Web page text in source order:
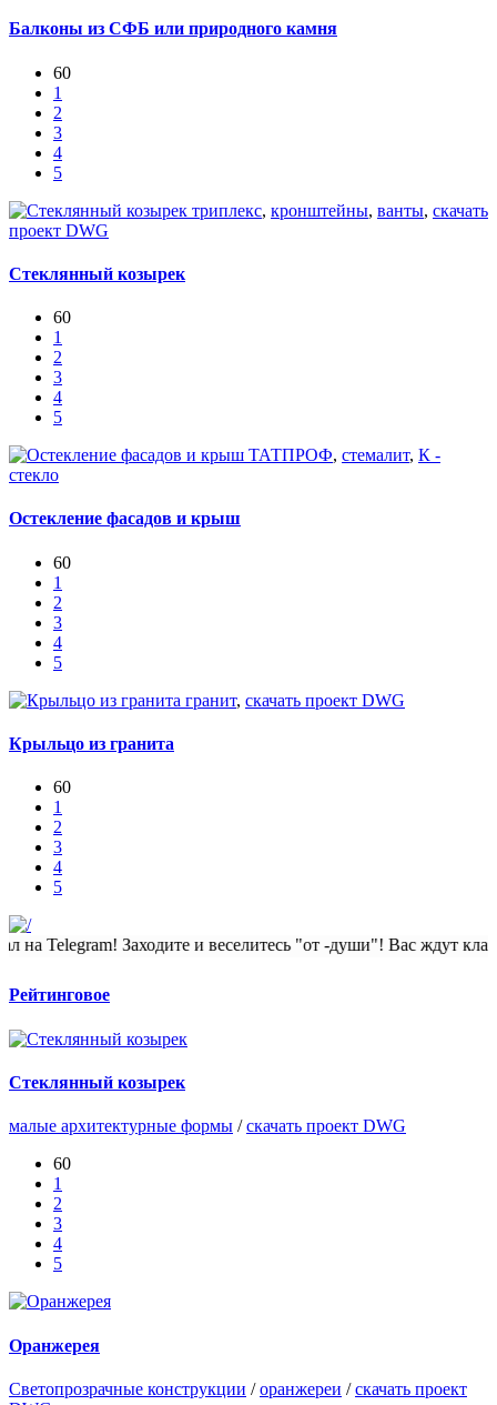
Балконы из СФБ или природного камня
60
1
2
3
4
5
триплекс, кронштейны, ванты, скачать
проект DWG
Стеклянный козырек
60
1
2
3
4
5
ТАТПРОФ, стемалит, К -
стекло
Остекление фасадов и крыш
60
1
2
3
4
5
гранит, скачать проект DWG
Крыльцо из гранита
60
1
2
3
4
5
Заходите и веселитесь "от -души"! Вас ждут
Рейтинговое
Стеклянный козырек
малые архитектурные формы /скачать проект DWG
60
1
2
3
4
5
Оранжерея
Светопрозрачные конструкции /оранжереи /скачать проект